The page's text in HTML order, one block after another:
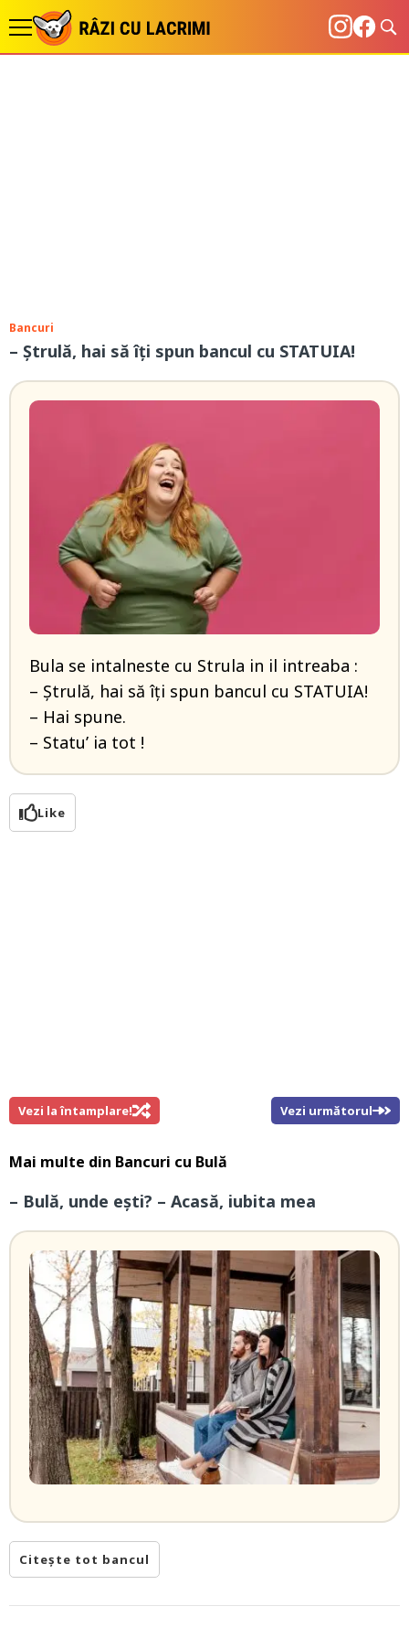
Bancuri
– Ştrulă, hai să îţi spun bancul cu STATUIA!
Bula se intalneste cu Strula in il intreaba :
– Ştrulă, hai să îţi spun bancul cu STATUIA!
– Hai spune.
– Statu’ ia tot !
Like
Vezi la întamplare! Vezi următorul
Mai multe din Bancuri cu Bulă
– Bulă, unde ești? – Acasă, iubita mea
Citește tot bancul